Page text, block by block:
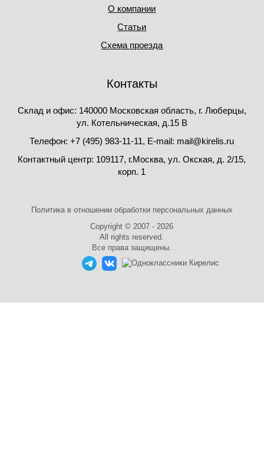
О компании
Статьи
Схема проезда
Контакты
Склад и офис: 140000 Московская область, г. Люберцы,
ул. Котельническая, д.15 В
Телефон: +7 (495) 983-11-11, Е-mail: mail@kirelis.ru
Контактный центр: 109117, г.Москва, ул. Окская, д. 2/15,
корп. 1
Политика в отношении обработки персональных данных
Copyright © 2007 - 2026
All rights reserved.
Все права защищены.